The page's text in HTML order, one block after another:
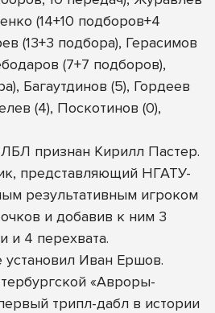
(14+10 подборов+4
(13+3 подбора), Герасимов
(7+7 подборов),
Багаутдинов (5), Гордеев
(4), Поскотинов (0),
признан Кирилл Пастер.
представляющий НГАТУ-
результативным игроком
и добавив к ним 3
и 4 перехвата.
Иван Ершов.
«Авроры-
трипл-дабл в истории